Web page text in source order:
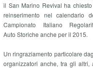
il San Marino Revival ha
reinserimento nel calendario
Campionato Italiano
Auto Storiche anche per il 2015.
Un ringraziamento particolare
organizzatori anche, tra gli altri,